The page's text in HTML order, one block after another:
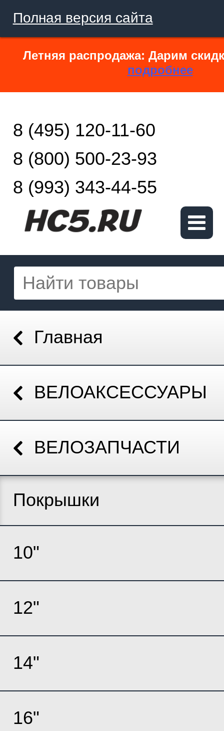
Полная версия сайта
Летняя распродажа: Дарим
подробнее
8 (495) 120-11-60
8 (800) 500-23-93
8 (993) 343-44-55
Главная
ВЕЛОАКСЕССУАРЫ
ВЕЛОЗАПЧАСТИ
Покрышки
10"
12"
14"
16"